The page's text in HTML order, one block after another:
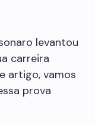
levantou
carreira
artigo, vamos
prova